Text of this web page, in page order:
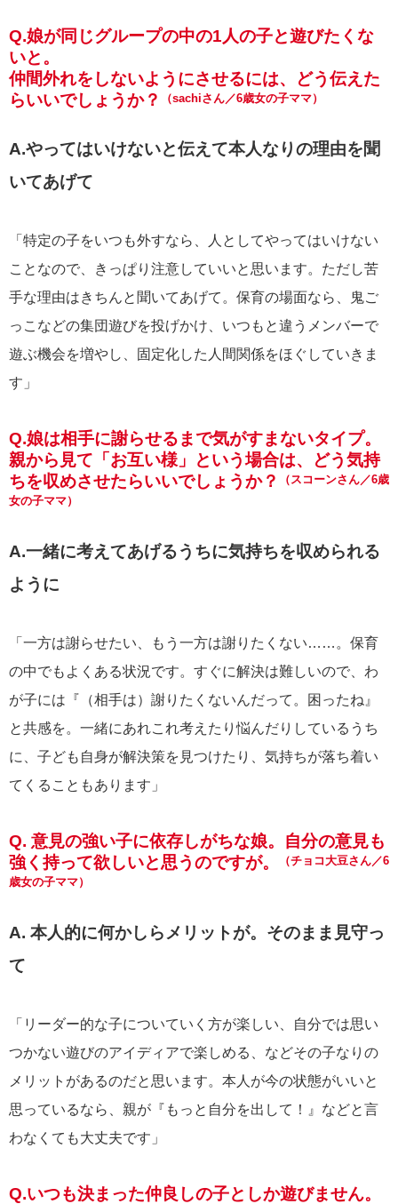
Q.娘が同じグループの中の1人の子と遊びたくな
いと。
仲間外れをしないようにさせるには、どう伝えた
らいいでしょうか？
（sachiさん／6歳女の子ママ）
A.やってはいけないと伝えて本人なりの理由を聞
いてあげて
「特定の子をいつも外すなら、人としてやってはいけない
ことなので、きっぱり注意していいと思います。ただし苦
手な理由はきちんと聞いてあげて。保育の場面なら、鬼ご
っこなどの集団遊びを投げかけ、いつもと違うメンバーで
遊ぶ機会を増やし、固定化した人間関係をほぐしていきま
す」
Q.娘は相手に謝らせるまで気がすまないタイプ。
親から見て「お互い様」という場合は、どう気持
ちを収めさせたらいいでしょうか？
（スコーンさん／6歳
女の子ママ）
A.一緒に考えてあげるうちに気持ちを収められる
ように
「一方は謝らせたい、もう一方は謝りたくない……。保育
の中でもよくある状況です。すぐに解決は難しいので、わ
が子には『（相手は）謝りたくないんだって。困ったね』
と共感を。一緒にあれこれ考えたり悩んだりしているうち
に、子ども自身が解決策を見つけたり、気持ちが落ち着い
てくることもあります」
Q. 意見の強い子に依存しがちな娘。自分の意見も
強く持って欲しいと思うのですが。
（チョコ大豆さん／6
歳女の子ママ）
A. 本人的に何かしらメリットが。そのまま見守っ
て
「リーダー的な子についていく方が楽しい、自分では思い
つかない遊びのアイディアで楽しめる、などその子なりの
メリットがあるのだと思います。本人が今の状態がいいと
思っているなら、親が『もっと自分を出して！』などと言
わなくても大丈夫です」
Q.いつも決まった仲良しの子としか遊びません。